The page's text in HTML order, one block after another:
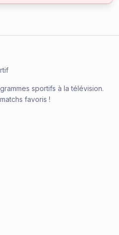
sportifs à la télévision.
favoris !